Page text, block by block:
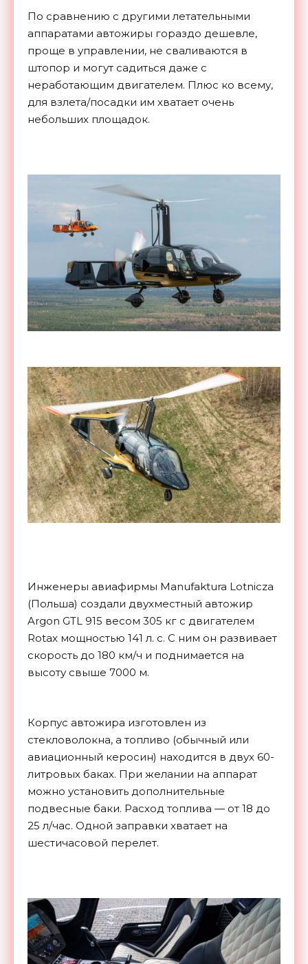
По сравнению с другими летательными
аппаратами автожиры гораздо дешевле,
проще в управлении, не сваливаются в
штопор и могут садиться даже с
неработающим двигателем. Плюс ко всему,
для взлета/посадки им хватает очень
небольших площадок.
Инженеры авиафирмы Manufaktura Lotnicza
(Польша) создали двухместный автожир
Argon GTL 915 весом 305 кг с двигателем
Rotax мощностью 141 л. с. С ним он развивает
скорость до 180 км/ч и поднимается на
высоту свыше 7000 м.
Корпус автожира изготовлен из
стекловолокна, а топливо (обычный или
авиационный керосин) находится в двух 60-
литровых баках. При желании на аппарат
можно установить дополнительные
подвесные баки. Расход топлива — от 18 до
25 л/час. Одной заправки хватает на
шестичасовой перелет.